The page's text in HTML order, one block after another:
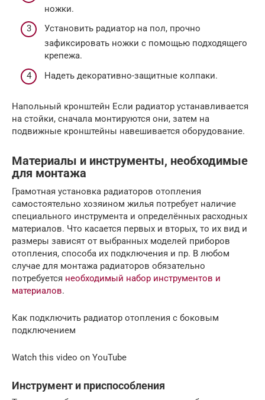
ножки.
Установить радиатор на пол, прочно
зафиксировать ножки с помощью подходящего
крепежа.
Надеть декоративно-защитные колпаки.
Напольный кронштейн Если радиатор устанавливается
на стойки, сначала монтируются они, затем на
подвижные кронштейны навешивается оборудование.
Материалы и инструменты, необходимые
для монтажа
Грамотная установка радиаторов отопления
самостоятельно хозяином жилья потребует наличие
специального инструмента и определённых расходных
материалов. Что касается первых и вторых, то их вид и
размеры зависят от выбранных моделей приборов
отопления, способа их подключения и пр. В любом
случае для монтажа радиаторов обязательно
потребуется необходимый набор инструментов и
материалов.
Как подключить радиатор отопления с боковым
подключением
Watch this video on YouTube
Инструмент и приспособления